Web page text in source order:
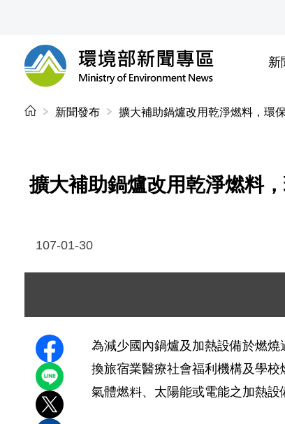
環境部新聞專區
新
新聞發布 擴大補助鍋爐改用乾淨燃料，環
擴大補助鍋爐改用乾淨燃料
107-01-30
分享至 Facebook
分享到 LINE
分享到 X
為減少國內鍋爐及加熱設備於燃
換旅宿業醫療社會福利機構及學
氣體燃料、太陽能或電能之加熱設